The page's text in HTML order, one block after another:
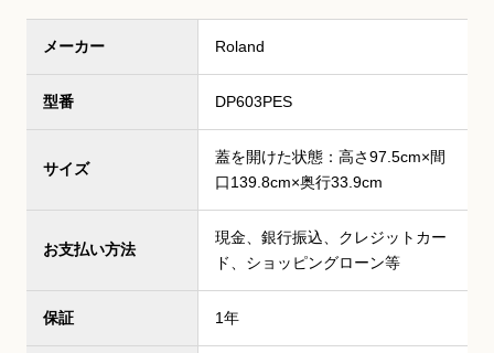
メーカー Roland
型番 DP603PES
サイズ
蓋を開けた状態：高さ97.5cm×間
口139.8cm×奥行33.9cm
お支払い方法
現金、銀行振込、クレジットカー
ド、ショッピングローン等
保証 1年